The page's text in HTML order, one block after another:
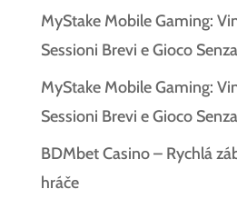
MyStake Mobile Gaming:
Sessioni Brevi e Gioco
MyStake Mobile Gaming:
Sessioni Brevi e Gioco
BDMbet Casino – Rychlá
hráče